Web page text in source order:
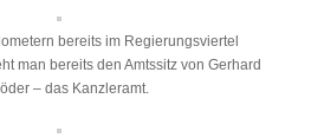
bereits im Regierungsviertel
man bereits den Amtssitz von Gerhard
– das Kanzleramt.